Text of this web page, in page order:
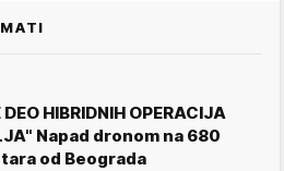
HIBRIDNIH OPERACIJA
Napad dronom na 680
od Beograda